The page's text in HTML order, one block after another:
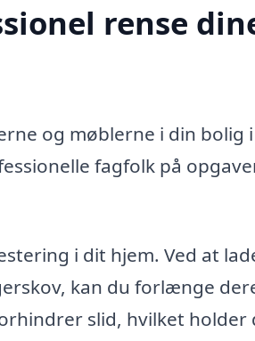
rense
og møblerne i din bolig i
fagfolk på
i dit hjem. Ved at
kan du forlænge
slid, hvilket holder